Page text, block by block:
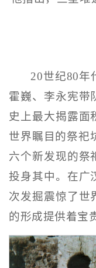
20世纪80年
霍巍、李永宪带
史上最大揭露面
世界瞩目的祭祀
六个新发现的祭
投身其中。在广
次发掘震惊了世
的形成提供着宝